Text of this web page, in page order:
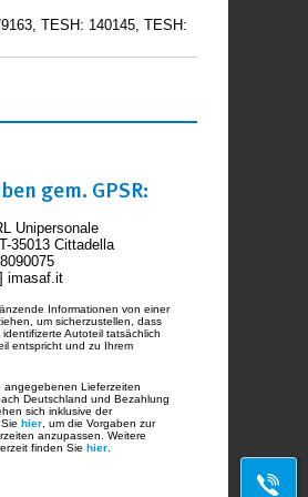
TESH: 140145, TESH:
gem. GPSR:
Unipersonale
35013 Cittadella
imasaf.it
Informationen von einer
um sicherzustellen, dass
Autoteil tatsächlich
entspricht und zu Ihrem
angegebenen Lieferzeiten
Deutschland und Bezahlung
sich inklusive der
Siehier , um die Vorgaben zur
anzupassen. Weitere
finden Siehier